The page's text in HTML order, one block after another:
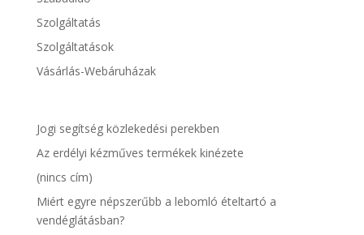
Szolgáltatás
Szolgáltatások
Vásárlás-Webáruházak
Jogi segítség közlekedési perekben
Az erdélyi kézműves termékek kinézete
(nincs cím)
Miért egyre népszerűbb a lebomló ételtartó a
vendéglátásban?